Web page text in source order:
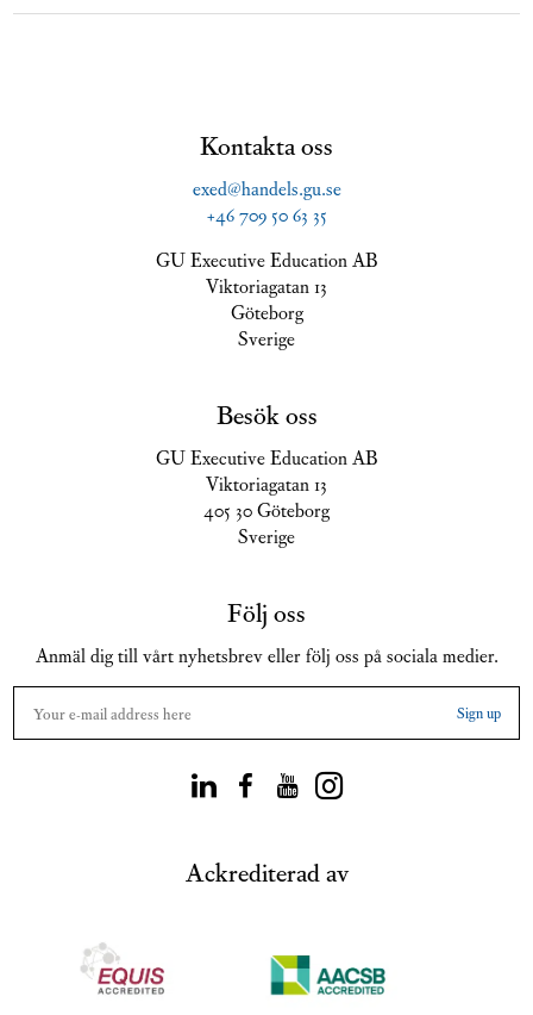
Kontakta oss
exed@handels.gu.se
+46 709 50 63 35
GU Executive Education AB
Viktoriagatan 13
Göteborg
Sverige
Besök oss
GU Executive Education AB
Viktoriagatan 13
405 30 Göteborg
Sverige
Följ oss
Anmäl dig till vårt nyhetsbrev eller följ oss på sociala medier.
Ackrediterad av